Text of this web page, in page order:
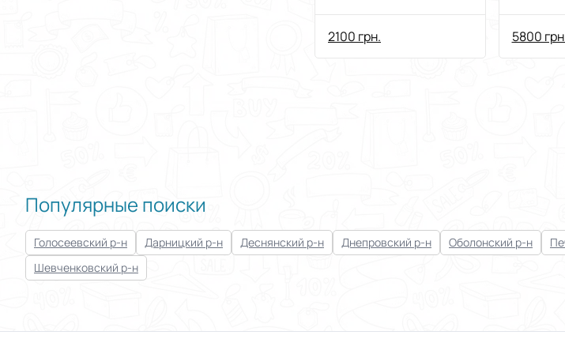
2100 грн. 5800
Популярные поиски
Голосеевский р-н Дарницкий р-н Деснянский р-н Днепровский р-н Оболонский р-н
Шевченковский р-н